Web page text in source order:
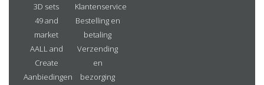
3D sets
49 and
market
AALL and
Create
Aanbiedingen
Klantenservice
Bestelling en
betaling
Verzending
en
bezorging